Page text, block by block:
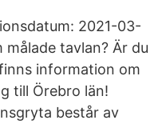
2021-03-
målade tavlan? Är du
information om
till Örebro län!
består av